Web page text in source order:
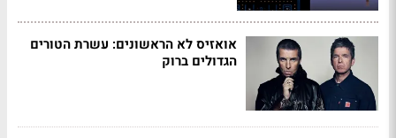
אואזיס לא הראשונים: עשרת הטורים
הגדולים ברוק